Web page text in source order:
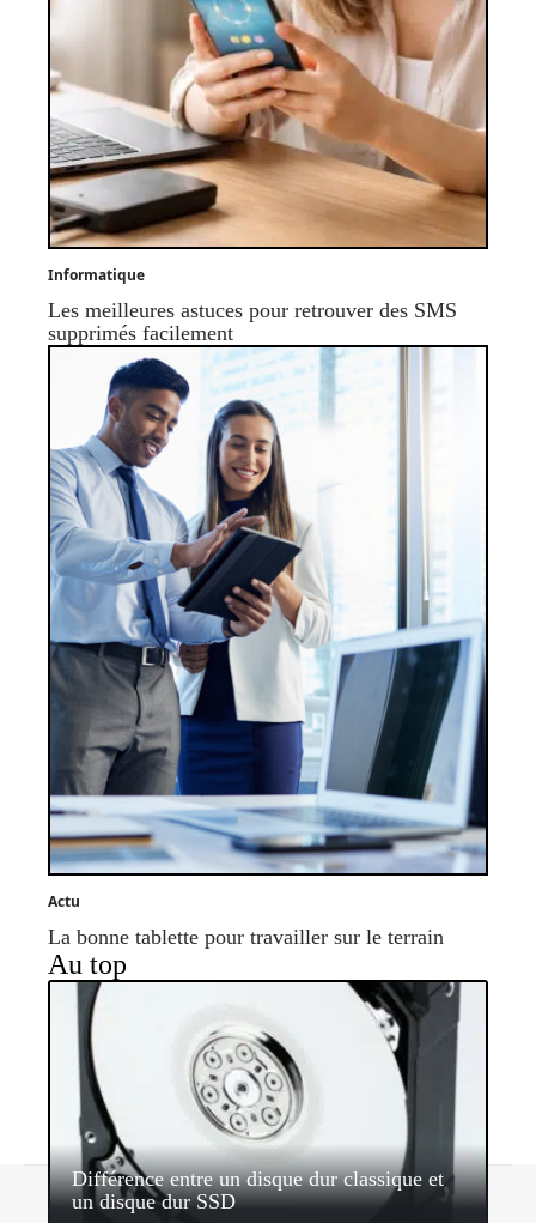
Informatique
Les meilleures astuces pour retrouver des SMS
supprimés facilement
Actu
La bonne tablette pour travailler sur le terrain
Au top
Différence entre un disque dur classique et
un disque dur SSD
Contact Mentions légales Sitemap